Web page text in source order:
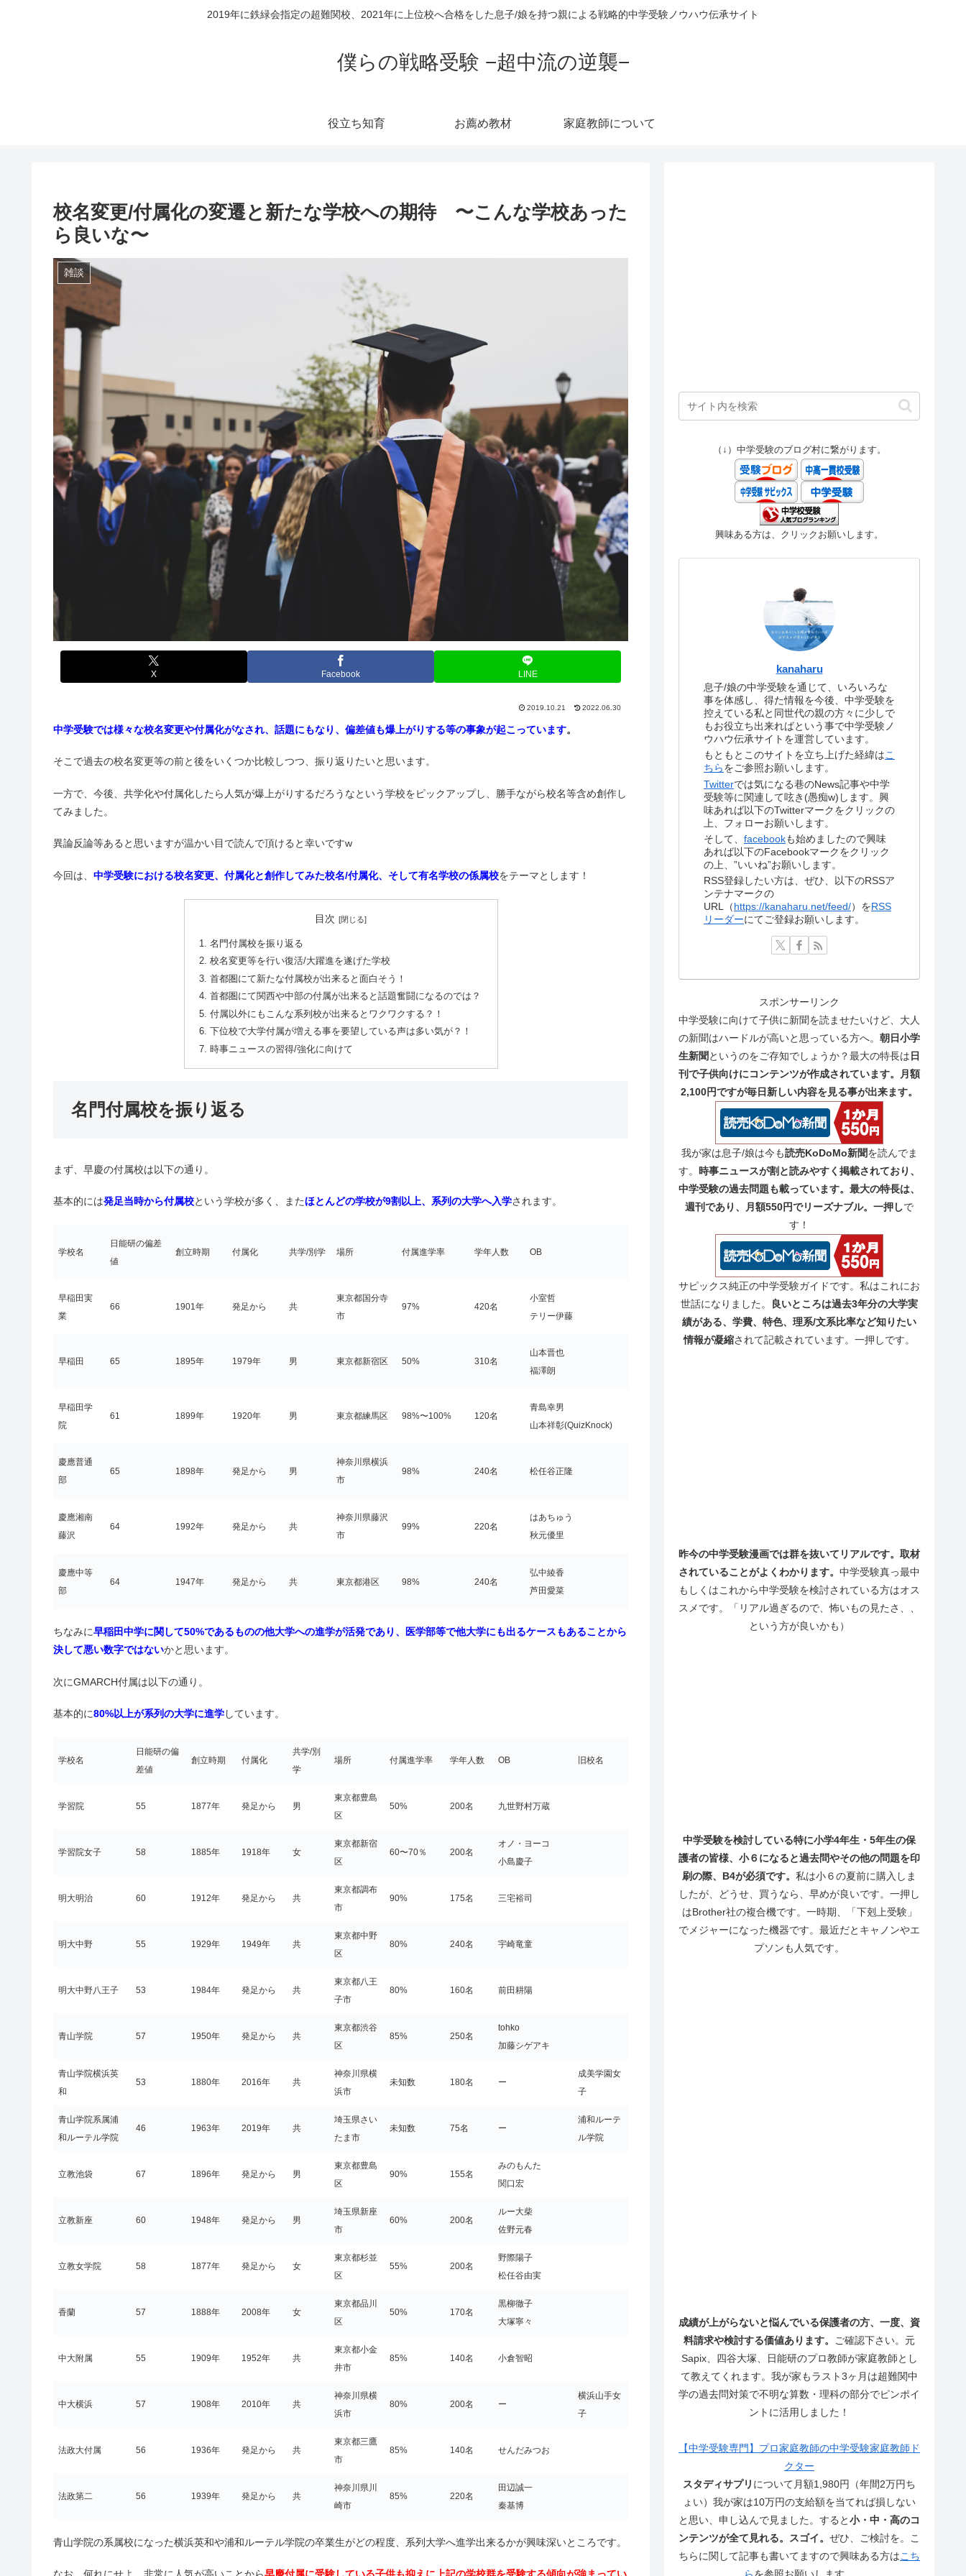
2019年に鉄緑会指定の超難関校、2021年に上位校へ合格をした息子/娘を持つ親による戦略的中学受験ノウハウ伝承サイト
僕らの戦略受験 −超中流の逆襲−
役立ち知育 お薦め教材 家庭教師について
校名変更/付属化の変遷と新たな学校への期待 〜こんな学校あった
ら良いな〜
雑談
X Facebook LINE
2019.10.21 2022.06.30
中学受験では様々な校名変更や付属化がなされ、話題にもなり、偏差値も爆上がりする等の事象が起こっています。
そこで過去の校名変更等の前と後をいくつか比較しつつ、振り返りたいと思います。
一方で、今後、共学化や付属化したら人気が爆上がりするだろうなという学校をピックアップし、勝手ながら校名等含め創作し
てみました。
異論反論等あると思いますが温かい目で読んで頂けると幸いですw
今回は、 中学受験における校名変更、付属化と創作してみた校名/付属化、そして有名学校の係属校をテーマとします！
目次
名門付属校を振り返る
校名変更等を行い復活/大躍進を遂げた学校
首都圏にて新たな付属校が出来ると面白そう！
首都圏にて関西や中部の付属が出来ると話題奮闘になるのでは？
付属以外にもこんな系列校が出来るとワクワクする？！
下位校で大学付属が増える事を要望している声は多い気が？！
時事ニュースの習得/強化に向けて
名門付属校を振り返る
まず、早慶の付属校は以下の通り。
基本的には発足当時から付属校という学校が多く、またほとんどの学校が9割以上、系列の大学へ入学されます。
学校名
日能研の偏差
値
創立時期 付属化 共学/別学 場所 付属進学率 学年人数 OB
早稲田実
業
66 1901年 発足から 共
東京都国分寺
市
97% 420名
小室哲
テリー伊藤
早稲田 65 1895年 1979年 男 東京都新宿区 50% 310名
山本晋也
福澤朗
早稲田学
院
61 1899年 1920年 男 東京都練馬区 98%〜100% 120名
青島幸男
山本祥彰(QuizKnock)
慶應普通
部
65 1898年 発足から 男
神奈川県横浜
市
98% 240名 松任谷正隆
慶應湘南
藤沢
64 1992年 発足から 共
神奈川県藤沢
市
99% 220名
はあちゅう
秋元優里
慶應中等
部
64 1947年 発足から 共 東京都港区 98% 240名
弘中綾香
芦田愛菜
ちなみに早稲田中学に関して50%であるものの他大学への進学が活発であり、医学部等で他大学にも出るケースもあることから
決して悪い数字ではないかと思います。
次にGMARCH付属は以下の通り。
基本的に80%以上が系列の大学に進学しています。
学校名
日能研の偏
差値
創立時期 付属化
共学/別
学
場所 付属進学率 学年人数 OB 旧校名
学習院 55 1877年 発足から 男
東京都豊島
区
50% 200名 九世野村万蔵
学習院女子 58 1885年 1918年 女
東京都新宿
区
60〜70％ 200名
オノ・ヨーコ
小島慶子
明大明治 60 1912年 発足から 共
東京都調布
市
90% 175名 三宅裕司
明大中野 55 1929年 1949年 共
東京都中野
区
80% 240名 宇崎竜童
明大中野八王子 53 1984年 発足から 共
東京都八王
子市
80% 160名 前田耕陽
青山学院 57 1950年 発足から 共
東京都渋谷
区
85% 250名
tohko
加藤シゲアキ
青山学院横浜英
和
53 1880年 2016年 共
神奈川県横
浜市
未知数 180名 ー
成美学園女
子
青山学院系属浦
和ルーテル学院
46 1963年 2019年 共
埼玉県さい
たま市
未知数 75名 ー
浦和ルーテ
ル学院
立教池袋 67 1896年 発足から 男
東京都豊島
区
90% 155名
みのもんた
関口宏
立教新座 60 1948年 発足から 男
埼玉県新座
市
60% 200名
ルー大柴
佐野元春
立教女学院 58 1877年 発足から 女
東京都杉並
区
55% 200名
野際陽子
松任谷由実
香蘭 57 1888年 2008年 女
東京都品川
区
50% 170名
黒柳徹子
大塚寧々
中大附属 55 1909年 1952年 共
東京都小金
井市
85% 140名 小倉智昭
中大横浜 57 1908年 2010年 共
神奈川県横
浜市
80% 200名 ー
横浜山手女
子
法政大付属 56 1936年 発足から 共
東京都三鷹
市
85% 140名 せんだみつお
法政第二 56 1939年 発足から 共
神奈川県川
崎市
85% 220名
田辺誠一
秦基博
青山学院の系属校になった横浜英和や浦和ルーテル学院の卒業生がどの程度、系列大学へ進学出来るかが興味深いところです。
（↓）中学受験のブログ村に繋がります。
興味ある方は、クリックお願いします。
kanaharu
息子/娘の中学受験を通じて、いろいろな
事を体感し、得た情報を今後、中学受験を
控えている私と同世代の親の方々に少しで
もお役立ち出来ればという事で中学受験ノ
ウハウ伝承サイトを運営しています。
もともとこのサイトを立ち上げた経緯はこ
ちらをご参照お願いします。
Twitterでは気になる巷のNews記事や中学
受験等に関連して呟き(愚痴w)します。興
味あれば以下のTwitterマークをクリックの
上、フォローお願いします。
そして、 facebookも始めましたので興味
あれば以下のFacebookマークをクリック
の上、”いいね”お願いします。
RSS登録したい方は、ぜひ、以下のRSSア
ンテナマークの
URL（https://kanaharu.net/feed/）をRSS
リーダーにてご登録お願いします。
スポンサーリンク
中学受験に向けて子供に新聞を読ませたいけど、大人
の新聞はハードルが高いと思っている方へ。 朝日小学
生新聞というのをご存知でしょうか？最大の特長は 日
刊で子供向けにコンテンツが作成されています。月額
2,100円ですが毎日新しい内容を見る事が出来ます。
我が家は息子/娘は今も読売KoDoMo新聞を読んでま
す。 時事ニュースが割と読みやすく掲載されており、
中学受験の過去問題も載っています。最大の特長は、
週刊であり、月額550円でリーズナブル。一押しで
す！
サピックス純正の中学受験ガイドです。私はこれにお
世話になりました。
良いところは過去3年分の大学実
績がある、学費、特色、理系/文系比率など知りたい
情報が凝縮されて記載されています。一押しです。
昨今の中学受験漫画では群を抜いてリアルです。取材
されていることがよくわかります。 中学受験真っ最中
もしくはこれから中学受験を検討されている方はオス
スメです。「リアル過ぎるので、怖いもの見たさ、、
という方が良いかも）
中学受験を検討している特に小学4年生・5年生の保
護者の皆様、小６になると過去問やその他の問題を印
刷の際、B4が必須です。 私は小６の夏前に購入しま
したが、どうせ、買うなら、早めが良いです。一押し
はBrother社の複合機です。一時期、「下剋上受験」
でメジャーになった機器です。最近だとキャノンやエ
プソンも人気です。
成績が上がらないと悩んでいる保護者の方、一度、資
料請求や検討する価値あります。 ご確認下さい。元
Sapix、四谷大塚、日能研のプロ教師が家庭教師とし
て教えてくれます。我が家もラスト3ヶ月は超難関中
学の過去問対策で不明な算数・理科の部分でピンポイ
ントに活用しました！
【中学受験専門】プロ家庭教師の中学受験家庭教師ド
クター
スタディサプリ について月額1,980円（年間2万円ち
ょい）我が家は10万円の支給額を当てれば損しない
と思い、申し込んで見ました。すると小・中・高のコ
ンテンツが全て見れる。スゴイ。 ぜひ、ご検討を。こ
ちらに関して記事も書いてますので興味ある方はこち